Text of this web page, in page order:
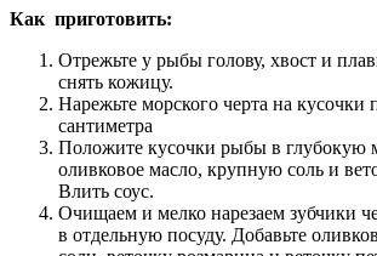
Как приготовить:
Отрежьте у рыбы голову, хвост и
снять кожицу.
Нарежьте морского черта на кусочки
сантиметра
Положите кусочки рыбы в глубокую
оливковое масло, крупную соль и
Влить соус.
Очищаем и мелко нарезаем зубчики
в отдельную посуду. Добавьте